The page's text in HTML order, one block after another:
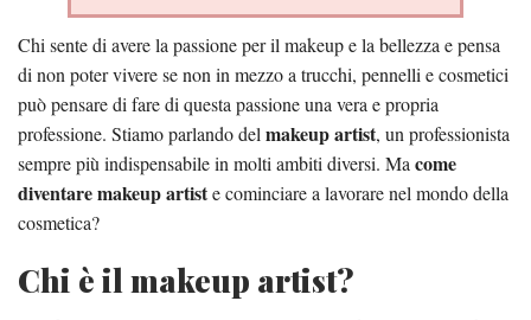
Chi sente di avere la passione per il makeup e la bellezza e pensa
di non poter vivere se non in mezzo a trucchi, pennelli e cosmetici
può pensare di fare di questa passione una vera e propria
professione. Stiamo parlando delmakeup artist, un professionista
sempre più indispensabile in molti ambiti diversi. Macome
diventare makeup artiste cominciare a lavorare nel mondo della
cosmetica?
Chi è il makeup artist?